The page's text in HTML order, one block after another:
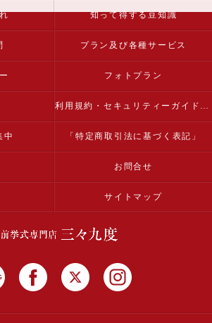
知って得する豆知識
プラン及び各種サービス
フォトプラン
利用規約・セキュリティーガイドライン
中 「特定商取引法に基づく表記」
お問合せ
サイトマップ